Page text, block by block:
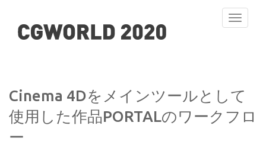
Toggle
Cinema 4Dをメインツールとして
使用した作品PORTALのワークフロ
ー